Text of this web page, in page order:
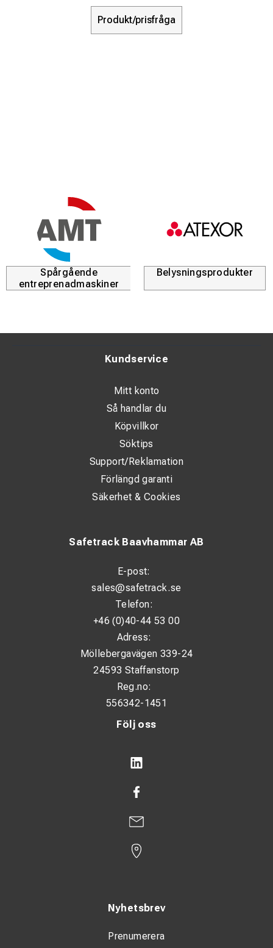
Produkt/prisfråga
Spårgående
entreprenadmaskiner
Belysningsprodukter
Följ oss
Nyhetsbrev
Prenumerera
Safetrack Baavhammar AB
E-post:
sales@safetrack.se
Telefon:
+46 (0)40-44 53 00
Adress:
Möllebergavägen 339-24
24593 Staffanstorp
Reg.no:
556342-1451
Kundservice
Mitt konto
Så handlar du
Köpvillkor
Söktips
Support/Reklamation
Förlängd garanti
Säkerhet & Cookies